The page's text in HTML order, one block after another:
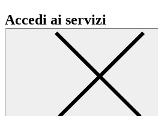
Accedi ai servizi